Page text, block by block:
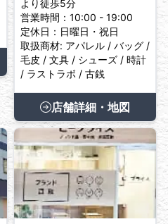
より徒歩5分
営業時間：10:00 - 19:00
定休日：日曜日・祝日
取扱商材: アパレル / バッグ /
毛皮 / 文具 / シューズ / 時計
/ ラストラボ / 古銭
店舗詳細・地図